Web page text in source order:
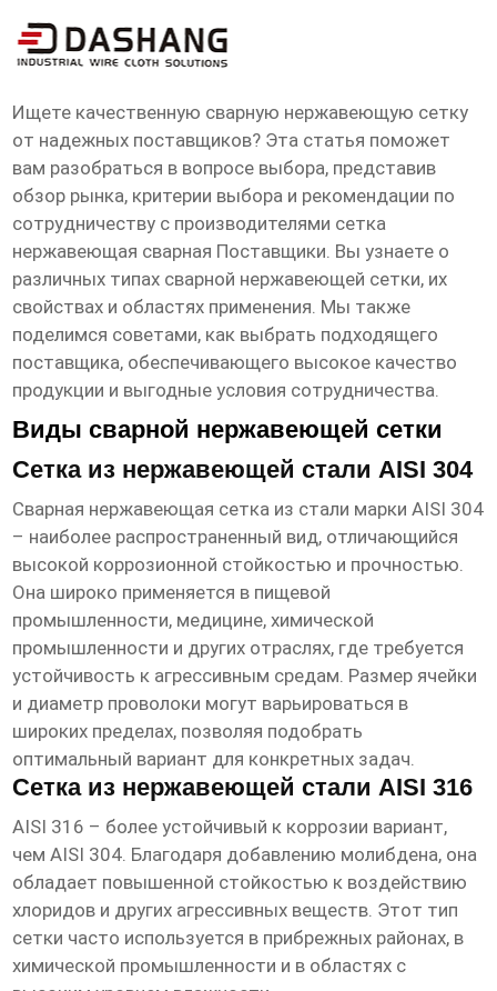
сетка нержавеющая сварная
Поставщики
Ищете качественную сварную нержавеющую сетку
от надежных поставщиков? Эта статья поможет
вам разобраться в вопросе выбора, представив
обзор рынка, критерии выбора и рекомендации по
сотрудничеству с производителями сетка
нержавеющая сварная Поставщики. Вы узнаете о
различных типах сварной нержавеющей сетки, их
свойствах и областях применения. Мы также
поделимся советами, как выбрать подходящего
поставщика, обеспечивающего высокое качество
продукции и выгодные условия сотрудничества.
Виды сварной нержавеющей сетки
Сетка из нержавеющей стали AISI 304
Сварная нержавеющая сетка из стали марки AISI 304
– наиболее распространенный вид, отличающийся
высокой коррозионной стойкостью и прочностью.
Она широко применяется в пищевой
промышленности, медицине, химической
промышленности и других отраслях, где требуется
устойчивость к агрессивным средам. Размер ячейки
и диаметр проволоки могут варьироваться в
широких пределах, позволяя подобрать
оптимальный вариант для конкретных задач.
Сетка из нержавеющей стали AISI 316
AISI 316 – более устойчивый к коррозии вариант,
чем AISI 304. Благодаря добавлению молибдена, она
обладает повышенной стойкостью к воздействию
хлоридов и других агрессивных веществ. Этот тип
сетки часто используется в прибрежных районах, в
химической промышленности и в областях с